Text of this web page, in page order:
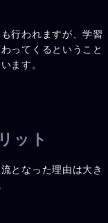
行われますが、学習
ってくるということ
ます。
ット
となった理由は大き